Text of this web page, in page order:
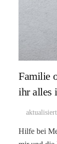
Familie
ihr alles
Hilfe bei